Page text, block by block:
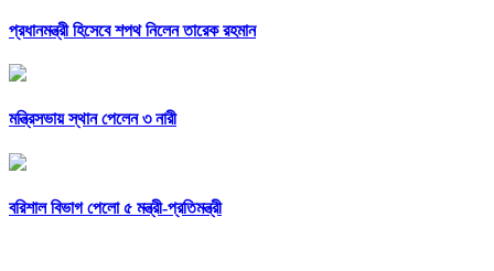
প্রধানমন্ত্রী হিসেবে শপথ নিলেন তারেক রহমান
মন্ত্রিসভায় স্থান পেলেন ৩ নারী
বরিশাল বিভাগ পেলো ৫ মন্ত্রী-প্রতিমন্ত্রী